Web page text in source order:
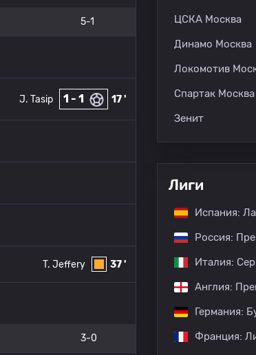
5-1
17 '
1 - 1
J. Tasip
37 '
T. Jeffery
3-0
ЦСКА Москва
Динамо Москва
Локомотив
Спартак Москва
Зенит
Лиги
Испания:
Россия:
Италия:
Англия:
Германия:
Франция: